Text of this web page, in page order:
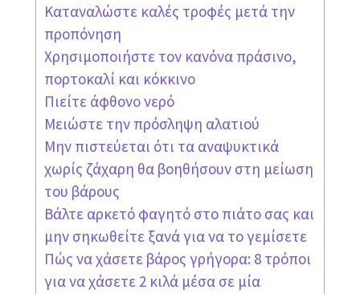
Καταναλώστε καλές τροφές μετά την
προπόνηση
Χρησιμοποιήστε τον κανόνα πράσινο,
πορτοκαλί και κόκκινο
Πιείτε άφθονο νερό
Μειώστε την πρόσληψη αλατιού
Μην πιστεύεται ότι τα αναψυκτικά
χωρίς ζάχαρη θα βοηθήσουν στη μείωση
του βάρους
Βάλτε αρκετό φαγητό στο πιάτο σας και
μην σηκωθείτε ξανά για να το γεμίσετε
Πώς να χάσετε βάρος γρήγορα: 8 τρόποι
για να χάσετε 2 κιλά μέσα σε μία